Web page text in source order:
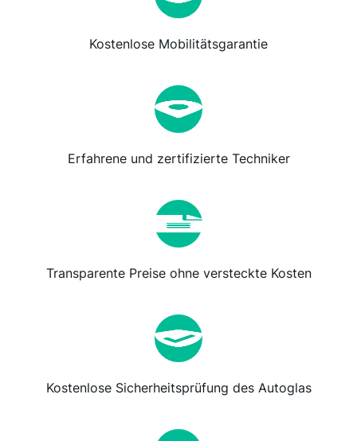
Kostenlose Mobilitätsgarantie
Erfahrene und zertifizierte Techniker
Transparente Preise ohne versteckte Kosten
Kostenlose Sicherheitsprüfung des Autoglas